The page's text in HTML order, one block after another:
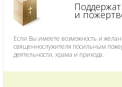
и
Если Вы имеете возможность и
священнослужителя посильным
деятельности, храма и прихода.